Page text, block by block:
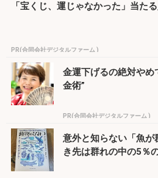
「宝くじ、運じゃなかった」当た
PR(合同会社デジタルファーム )
金運下げるの絶対やめ
金術”
PR(合同会社デジタルファーム )
意外と知らない「魚
き先は群れの中の5％